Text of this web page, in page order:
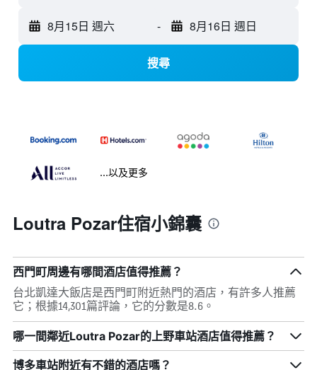
8月15日 週六 - 8月16日 週日
搜尋
...以及更多
Loutra Pozar住宿小錦囊
西門町周邊有哪間酒店值得推薦？
台北凱達大飯店是西門町附近熱門的酒店，有許多人推薦
它；根據14,301篇評論，它的分數是8.6。
哪一間鄰近Loutra Pozar的上野車站酒店值得推薦？
博多車站附近有不錯的酒店嗎？